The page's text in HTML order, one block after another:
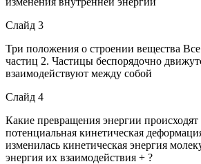
Слайд 3
Три положения о строении вещества Все
частиц 2. Частицы беспорядочно
взаимодействуют между собой
Слайд 4
Какие превращения энергии
потенциальная кинетическая
изменилась кинетическая энергия
энергия их взаимодействия + ?